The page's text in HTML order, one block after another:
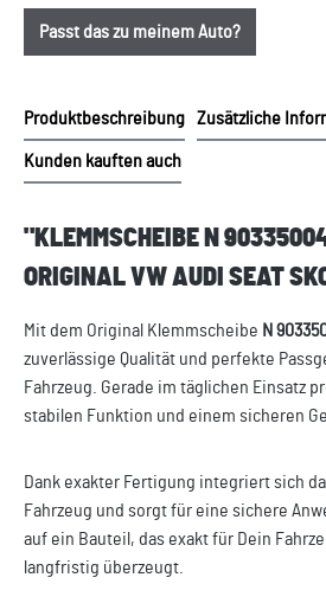
Passt das zu meinem Auto?
Produktbeschreibung Zusätzliche
Kunden kauften auch
"KLEMMSCHEIBE N
ORIGINAL VW AUDI SEAT
Mit dem Original Klemmscheibe N
zuverlässige Qualität und perfekte
Fahrzeug. Gerade im täglichen Einsatz
stabilen Funktion und einem sicheren
Dank exakter Fertigung integriert sich
Fahrzeug und sorgt für eine sichere
auf ein Bauteil, das exakt für Dein
langfristig überzeugt.